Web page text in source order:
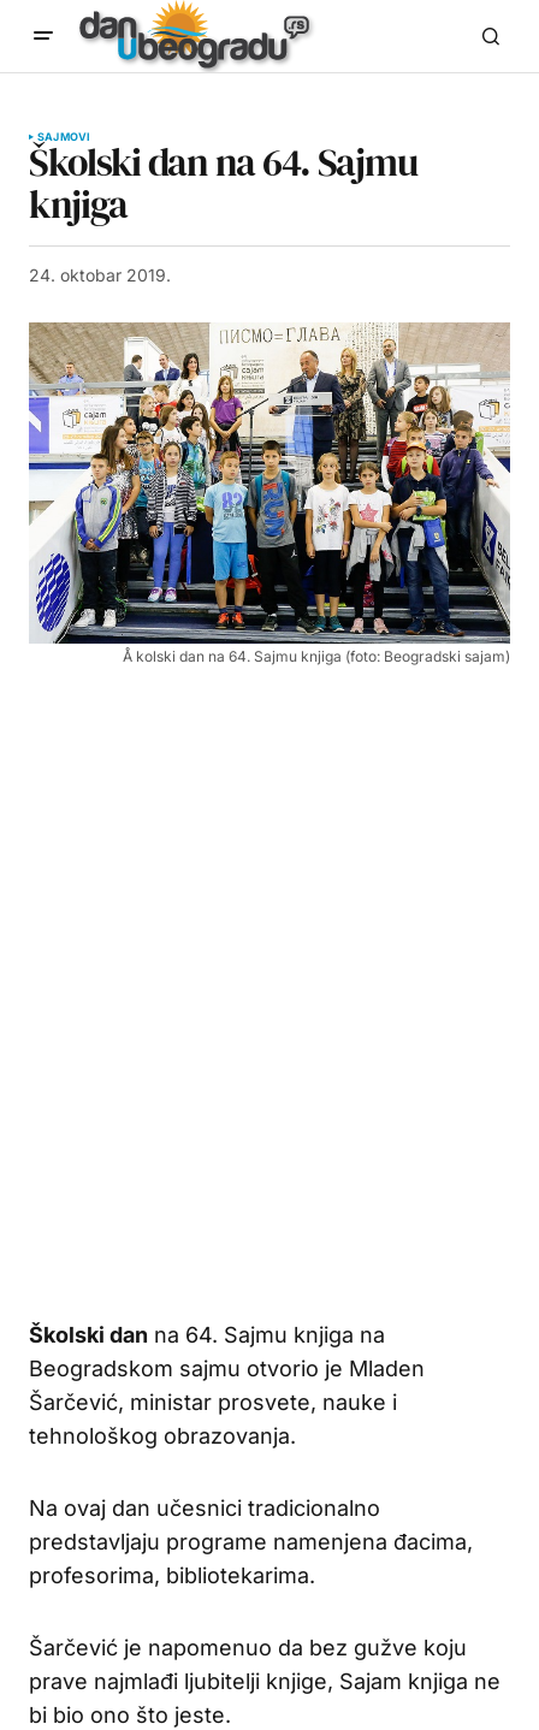
SAJMOVI
Školski dan na 64. Sajmu
knjiga
24. oktobar 2019.
Å kolski dan na 64. Sajmu knjiga (foto: Beogradski sajam)
Školski dan na 64. Sajmu knjiga na
Beogradskom sajmu otvorio je Mladen
Šarčević, ministar prosvete, nauke i
tehnološkog obrazovanja.
Na ovaj dan učesnici tradicionalno
predstavljaju programe namenjena đacima,
profesorima, bibliotekarima.
Šarčević je napomenuo da bez gužve koju
prave najmlađi ljubitelji knjige, Sajam knjiga ne
bi bio ono što jeste.